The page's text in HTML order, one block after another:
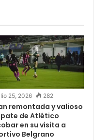
25, 2026 282
remontada y valioso
de Atlético
en su visita a
Belgrano